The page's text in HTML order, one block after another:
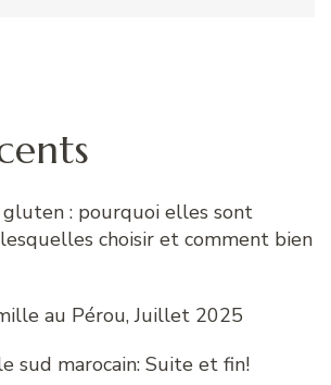
gluten : pourquoi elles sont
choisir et comment bien
au Pérou, Juillet 2025
sud marocain: Suite et fin!